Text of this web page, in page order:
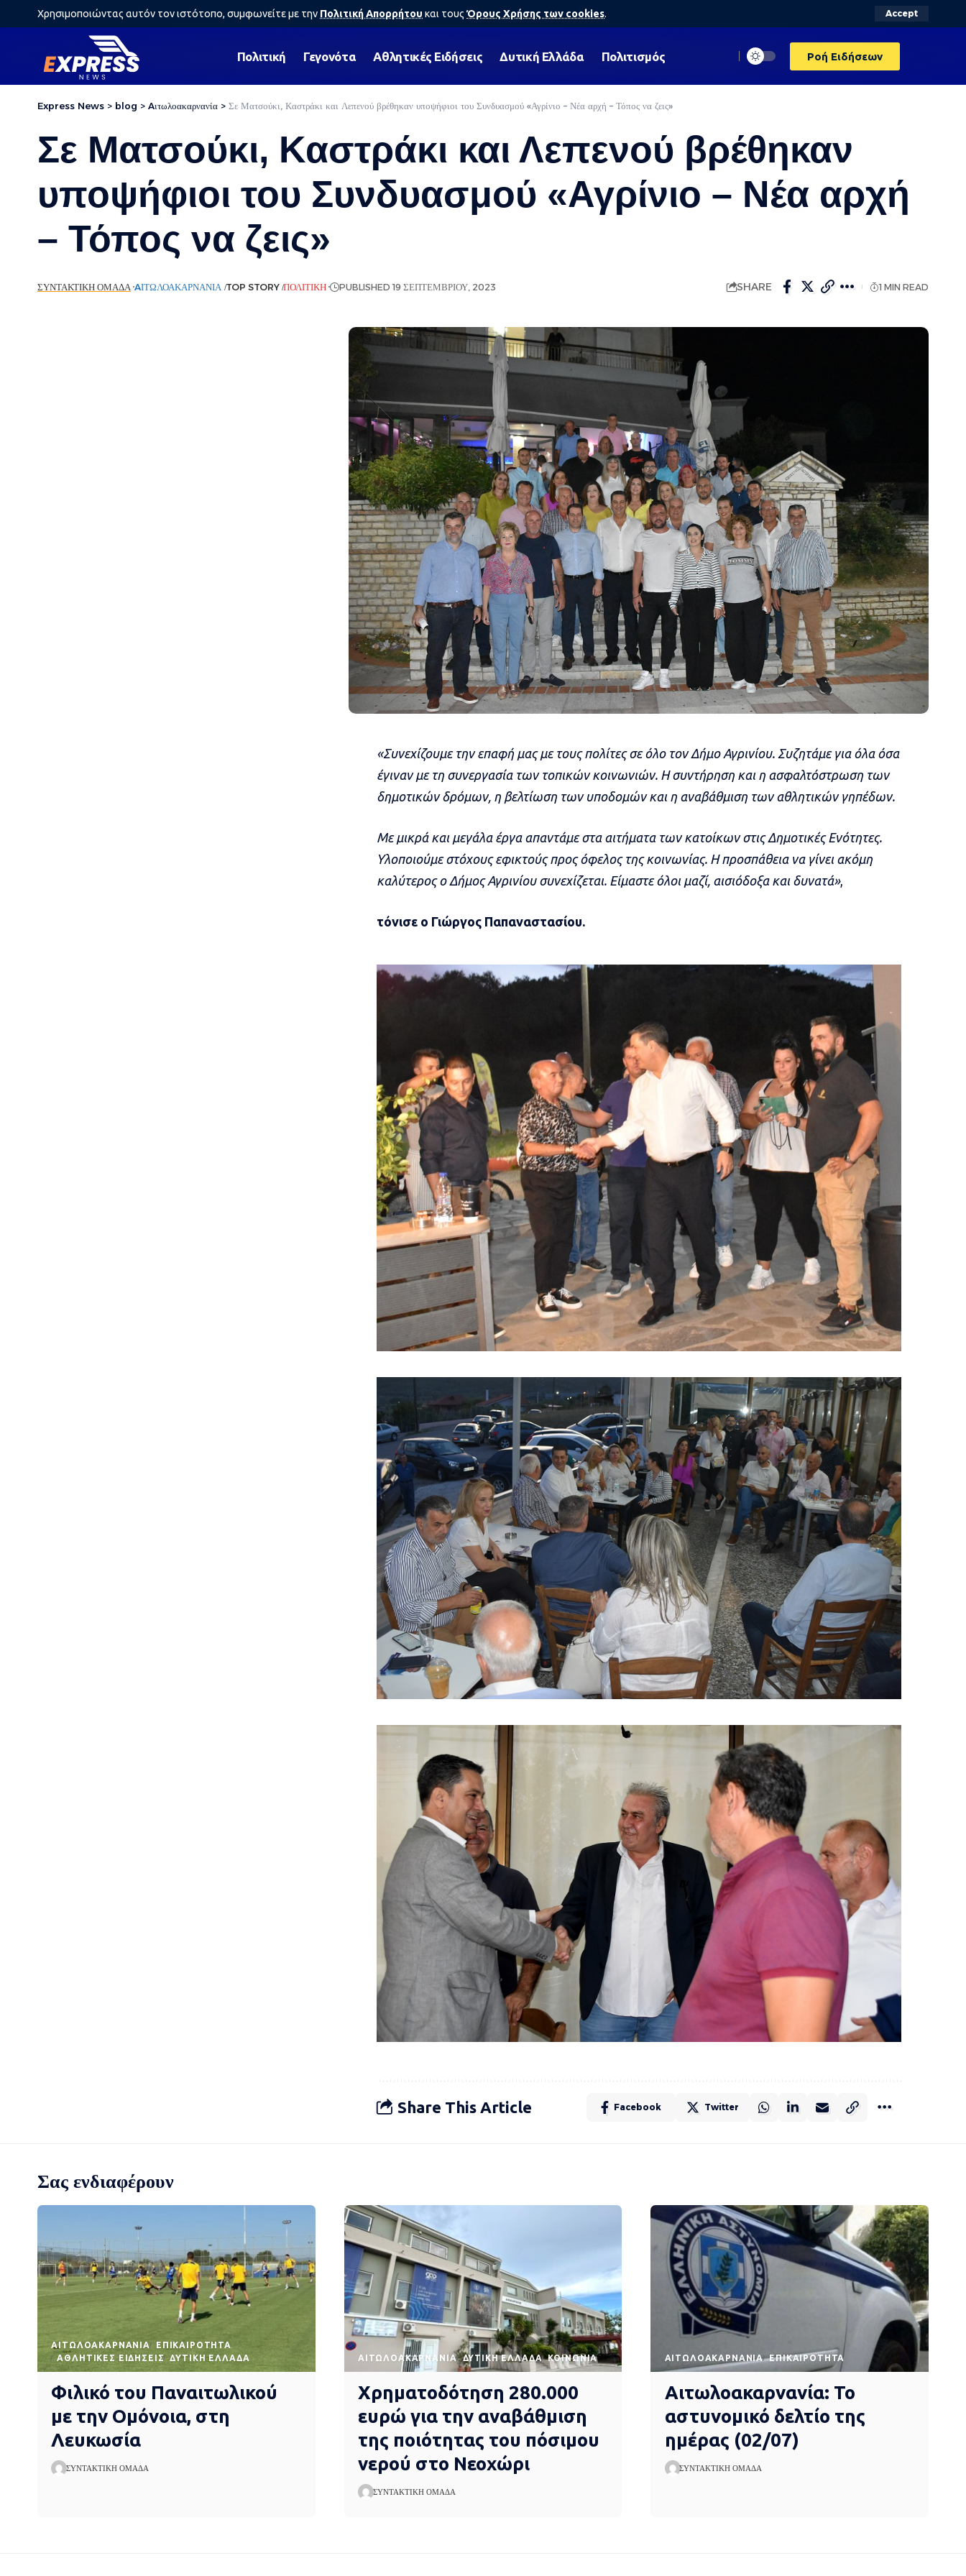
Χρησιμοποιώντας αυτόν τον ιστότοπο, συμφωνείτε με την Πολιτική Απορρήτου και τους Όρους Χρήσης των cookies. Accept
Πολιτική Γεγονότα Αθλητικές Ειδήσεις Δυτική Ελλάδα Πολιτισμός Ροή Ειδήσεων
Express News > blog > Aιτωλοακαρνανία > Σε Ματσούκι, Καστράκι και Λεπενού βρέθηκαν υποψήφιοι του Συνδυασμού «Αγρίνιο – Νέα αρχή – Τόπος να ζεις»
Σε Ματσούκι, Καστράκι και Λεπενού βρέθηκαν
υποψήφιοι του Συνδυασμού «Αγρίνιο – Νέα αρχή
– Τόπος να ζεις»
ΣΥΝΤΑΚΤΙΚΉ ΟΜΆΔΑ AΙΤΩΛΟΑΚΑΡΝΑΝΊΑ TOP STORY ΠΟΛΙΤΙΚΉ PUBLISHED 19 ΣΕΠΤΕΜΒΡΊΟΥ, 2023 SHARE 1 MIN READ
«Συνεχίζουμε την επαφή μας με τους πολίτες σε όλο τον Δήμο Αγρινίου. Συζητάμε για όλα όσα
έγιναν με τη συνεργασία των τοπικών κοινωνιών. Η συντήρηση και η ασφαλτόστρωση των
δημοτικών δρόμων, η βελτίωση των υποδομών και η αναβάθμιση των αθλητικών γηπέδων.
Με μικρά και μεγάλα έργα απαντάμε στα αιτήματα των κατοίκων στις Δημοτικές Ενότητες.
Υλοποιούμε στόχους εφικτούς προς όφελος της κοινωνίας. Η προσπάθεια να γίνει ακόμη
καλύτερος ο Δήμος Αγρινίου συνεχίζεται. Είμαστε όλοι μαζί, αισιόδοξα και δυνατά»,
τόνισε ο Γιώργος Παπαναστασίου.
Share This Article Facebook Twitter
Σας ενδιαφέρουν
AΙΤΩΛΟΑΚΑΡΝΑΝΊΑ
EΠΙΚΑΙΡΌΤΗΤΑ
ΑΘΛΗΤΙΚΈΣ ΕΙΔΉΣΕΙΣ
ΔΥΤΙΚΉ ΕΛΛΆΔΑ
Φιλικό του Παναιτωλικού
με την Ομόνοια, στη
Λευκωσία
ΣΥΝΤΑΚΤΙΚΉ ΟΜΆΔΑ
AΙΤΩΛΟΑΚΑΡΝΑΝΊΑ ΔΥΤΙΚΉ ΕΛΛΆΔΑ ΚΟΙΝΩΝΊΑ
Χρηματοδότηση 280.000
ευρώ για την αναβάθμιση
της ποιότητας του πόσιμου
νερού στο Νεοχώρι
ΣΥΝΤΑΚΤΙΚΉ ΟΜΆΔΑ
AΙΤΩΛΟΑΚΑΡΝΑΝΊΑ EΠΙΚΑΙΡΌΤΗΤΑ
Αιτωλοακαρνανία: Το
αστυνομικό δελτίο της
ημέρας (02/07)
ΣΥΝΤΑΚΤΙΚΉ ΟΜΆΔΑ